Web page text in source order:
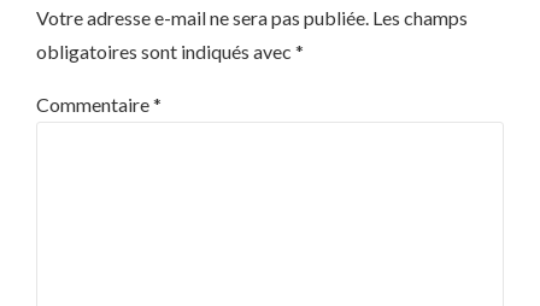
Votre adresse e-mail ne sera pas publiée. Les champs
obligatoires sont indiqués avec *
Commentaire*